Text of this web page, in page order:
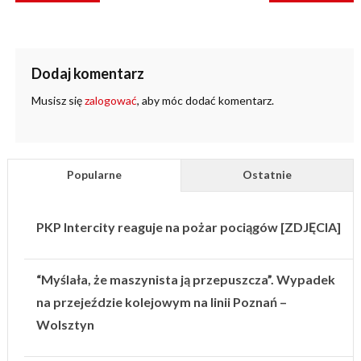
Dodaj komentarz
Musisz sięzalogować, aby móc dodać komentarz.
Popularne Ostatnie
PKP Intercity reaguje na pożar pociągów [ZDJĘCIA]
“Myślała, że maszynista ją przepuszcza”. Wypadek
na przejeździe kolejowym na linii Poznań –
Wolsztyn